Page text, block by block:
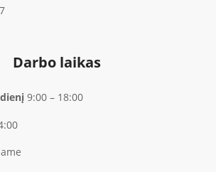
Darbo laikas
9:00 – 18:00